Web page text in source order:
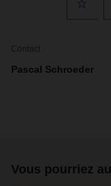
Contact
Pascal Schroeder
Vous pourriez